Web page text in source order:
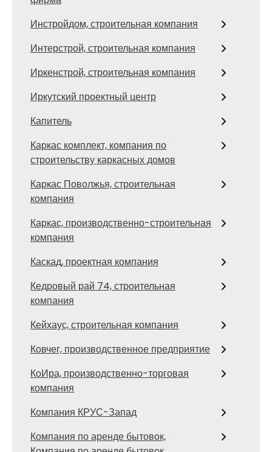
Инстройдом, строительная компания
Интерстрой, строительная компания
Иркенстрой, строительная компания
Иркутский проектный центр
Капитель
Каркас комплект, компания по
строительству каркасных домов
Каркас Поволжья, строительная
компания
Каркас, производственно-строительная
компания
Каскад, проектная компания
Кедровый рай 74, строительная
компания
Кейхаус, строительная компания
Ковчег, производственное предприятие
КоИра, производственно-торговая
компания
Компания КРУС-Запад
Компания по аренде бытовок,